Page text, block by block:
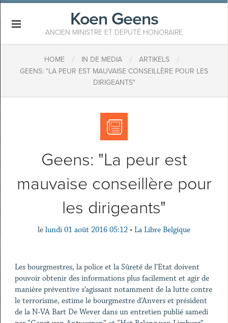
Koen Geens
ANCIEN MINISTRE ET DÉPUTÉ HONORAIRE
HOME / IN DE MEDIA / ARTIKELS /
GEENS: "LA PEUR EST MAUVAISE CONSEILLÈRE POUR LES
DIRIGEANTS"
Geens: "La peur est
mauvaise conseillère pour
les dirigeants"
le lundi 01 août 2016 05:12 • La Libre Belgique
Les bourgmestres, la police et la Sûreté de l’Etat doivent
pouvoir obtenir des informations plus facilement et agir de
manière préventive s’agissant notamment de la lutte contre
le terrorisme, estime le bourgmestre d’Anvers et président
de la N-VA Bart De Wever dans un entretien publié samedi